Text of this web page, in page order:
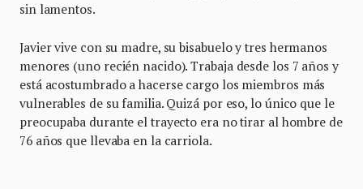
sin lamentos.
Javier vive con su madre, su bisabuelo y tres hermanos
menores (uno recién nacido). Trabaja desde los 7 años y
está acostumbrado a hacerse cargo los miembros más
vulnerables de su familia. Quizá por eso, lo único que le
preocupaba durante el trayecto era no tirar al hombre de
76 años que llevaba en la carriola.